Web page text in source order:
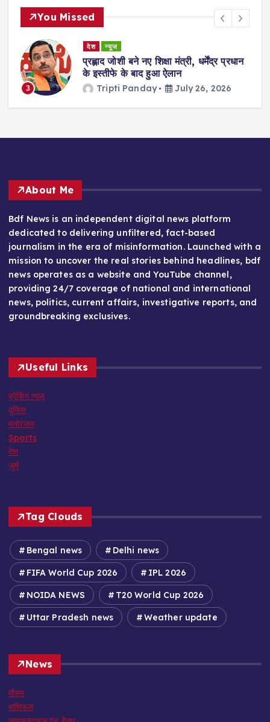
You Missed
3
देश न्यूज
प्रह्लाद जोशी बने नए शिक्षा मंत्री, धर्मेंद्र प्रधान
के इस्तीफे के बाद हुआ ऐलान
Tripti Panday July 26, 2026
About Me
Bdf News is an independent digital news platform
dedicated to delivering unfiltered, fact-based
journalism in the era of misinformation. Launched with a
mission to uncover the real stories behind headlines, bdf
news operates as a website and YouTube channel,
providing 24/7 coverage of national and international
news, politics, current affairs, investigative reports, and
groundbreaking exclusives.
Useful Links
ब्रेकिंग न्यूज़
दुनिया
मनोरंजन
Sports
देश
जुर्म
Tag Clouds
Bengal news Delhi news
FIFA World Cup 2026 IPL 2026
NOIDA NEWS T20 World Cup 2026
Uttar Pradesh news Weather update
News
मौसम
राशिफल